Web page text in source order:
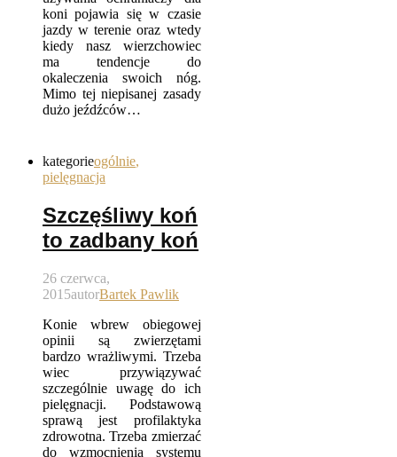
koni pojawia się w czasie
jazdy w terenie oraz wtedy
kiedy nasz wierzchowiec
ma tendencje do
okaleczenia swoich nóg.
Mimo tej niepisanej zasady
dużo jeźdźców…
kategorieogólnie,
pielęgnacja
Szczęśliwy koń
to zadbany koń
26 czerwca,
2015autorBartek Pawlik
Konie wbrew obiegowej
opinii są zwierzętami
bardzo wrażliwymi. Trzeba
wiec przywiązywać
szczególnie uwagę do ich
pielęgnacji. Podstawową
sprawą jest profilaktyka
zdrowotna. Trzeba zmierzać
do wzmocnienia systemu